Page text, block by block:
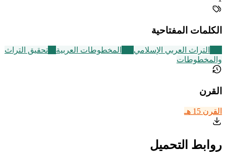
الكلمات المفتاحية
التراث العربي الإسلامي المخطوطات العربية
تحقيق التراث
والمخطوطات
القرن
القرن 15 هـ
روابط التحميل